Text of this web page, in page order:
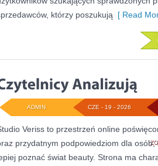
którzy poszukują [ Read
CZE - 19 - 2026
ADMIN
Veriss to przestrzeń online
przydatnym podpowiedziom dla osób,
poznać świat beauty. Strona ma